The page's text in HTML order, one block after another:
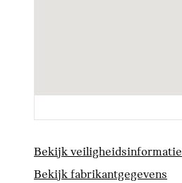
Bekijk veiligheidsinformatie
Bekijk fabrikantgegevens